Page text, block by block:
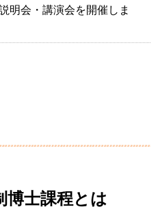
明会・講演会を開催しま
博士課程とは